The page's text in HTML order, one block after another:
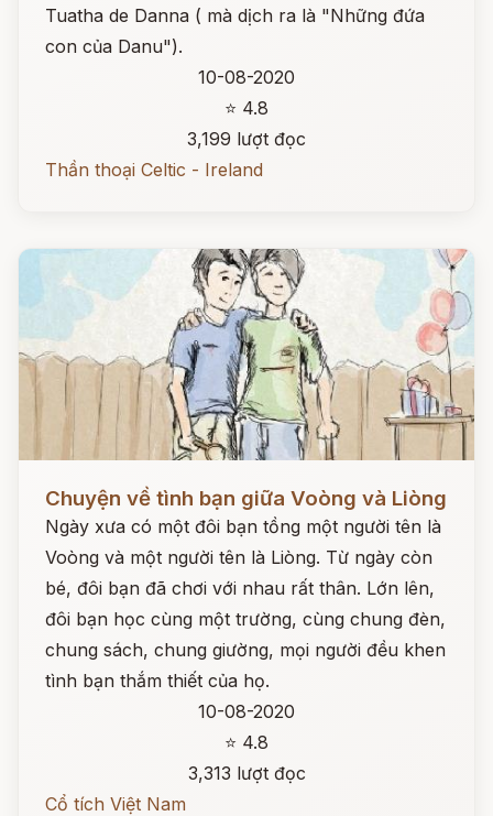
Tuatha de Danna ( mà dịch ra là "Những đứa
con của Danu").
10-08-2020
⭐ 4.8
3,199 lượt đọc
Thần thoại Celtic - Ireland
Chuyện về tình bạn giữa Voòng và Liòng
Ngày xưa có một đôi bạn tồng một người tên là
Voòng và một người tên là Liòng. Từ ngày còn
bé, đôi bạn đã chơi với nhau rất thân. Lớn lên,
đôi bạn học cùng một trường, cùng chung đèn,
chung sách, chung giường, mọi người đều khen
tình bạn thắm thiết của họ.
10-08-2020
⭐ 4.8
3,313 lượt đọc
Cổ tích Việt Nam